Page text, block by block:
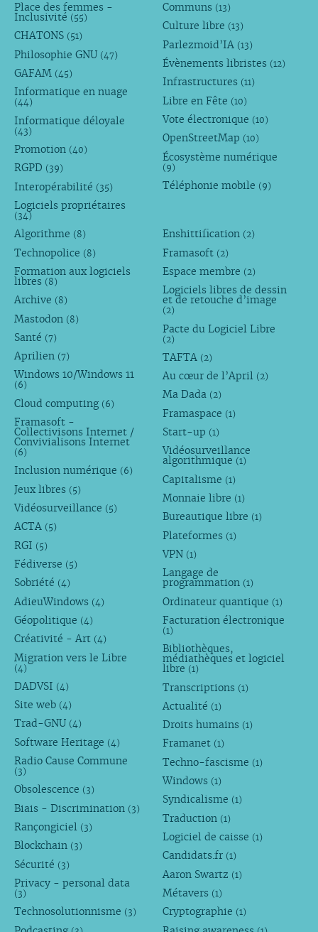
Place des femmes -
Inclusivité (55)
CHATONS (51)
Philosophie GNU (47)
GAFAM (45)
Informatique en nuage
(44)
Informatique déloyale
(43)
Promotion (40)
RGPD (39)
Interopérabilité (35)
Logiciels propriétaires
(34)
Communs (13)
Culture libre (13)
Parlezmoid’IA (13)
Évènements libristes (12)
Infrastructures (11)
Libre en Fête (10)
Vote électronique (10)
OpenStreetMap (10)
Écosystème numérique
(9)
Téléphonie mobile (9)
Algorithme (8)
Technopolice (8)
Formation aux logiciels
libres (8)
Archive (8)
Mastodon (8)
Santé (7)
Aprilien (7)
Windows 10/Windows 11
(6)
Cloud computing (6)
Framasoft -
Collectivisons Internet /
Convivialisons Internet
(6)
Inclusion numérique (6)
Jeux libres (5)
Vidéosurveillance (5)
ACTA (5)
RGI (5)
Fédiverse (5)
Sobriété (4)
AdieuWindows (4)
Géopolitique (4)
Créativité - Art (4)
Migration vers le Libre
(4)
DADVSI (4)
Site web (4)
Trad-GNU (4)
Software Heritage (4)
Radio Cause Commune
(3)
Obsolescence (3)
Biais - Discrimination (3)
Rançongiciel (3)
Blockchain (3)
Sécurité (3)
Privacy - personal data
(3)
Technosolutionnisme (3)
Enshittification (2)
Framasoft (2)
Espace membre (2)
Logiciels libres de dessin
et de retouche d’image
(2)
Pacte du Logiciel Libre
(2)
TAFTA (2)
Au cœur de l’April (2)
Ma Dada (2)
Framaspace (1)
Start-up (1)
Vidéosurveillance
algorithmique (1)
Capitalisme (1)
Monnaie libre (1)
Bureautique libre (1)
Plateformes (1)
VPN (1)
Langage de
programmation (1)
Ordinateur quantique (1)
Facturation électronique
(1)
Bibliothèques,
médiathèques et logiciel
libre (1)
Transcriptions (1)
Actualité (1)
Droits humains (1)
Framanet (1)
Techno-fascisme (1)
Windows (1)
Syndicalisme (1)
Traduction (1)
Logiciel de caisse (1)
Candidats.fr (1)
Aaron Swartz (1)
Métavers (1)
Cryptographie (1)